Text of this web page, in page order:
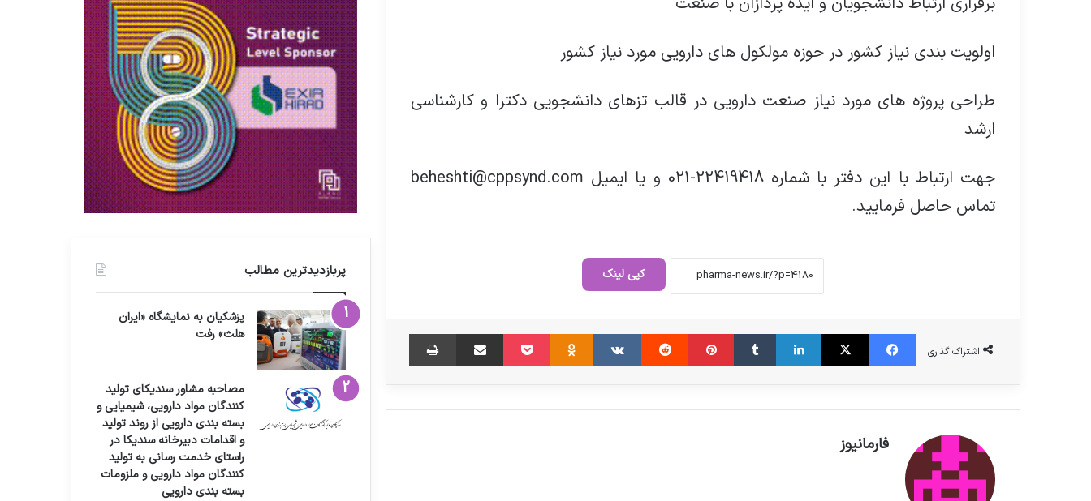
اولویت بندی نیاز کشور در حوزه مولکول های دارویی مورد نیاز کشور
طراحی پروژه های مورد نیاز صنعت دارویی در قالب تزهای دانشجویی دکترا و کارشناسی
ارشد
جهت ارتباط با این دفتر با شماره 22419418-021 و یا ایمیل beheshti@cppsynd.com
تماس حاصل فرمایید.
کپی لینک
اشتراک گذاری
فیس بوک X لینکدین ‫تامبلر ‫پین‌ترست ‫رددیت ‫VKontakte
‫Odnoklassniki پاکت اشتراک گذاری از طریق ایمیل
فارمانیوز
داروسازی
استمرار تولید تجهیزات و ساخت اتاق تمیز
دارویی در شرایط پرریسک جنگ
استراتژیک فارمکس ۲۰۲۶
پربازدیدترین مطالب
پزشکیان به نمایشگاه «ایران
هلث» رفت
مصاحبه مشاور سندیکای تولید
کنندگان مواد دارویی، شیمیایی و
بسته بندی دارویی از روند تولید
و اقدامات دبیرخانه سندیکا در
راستای خدمت رسانی به تولید
کنندگان مواد دارویی و ملزومات
بسته بندی دارویی